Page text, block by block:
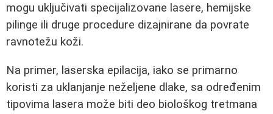
mogu uključivati specijalizovane lasere, hemijske
pilinge ili druge procedure dizajnirane da povrate
ravnotežu koži.
Na primer, laserska epilacija, iako se primarno
koristi za uklanjanje neželjene dlake, sa određenim
tipovima lasera može biti deo biološkog tretmana